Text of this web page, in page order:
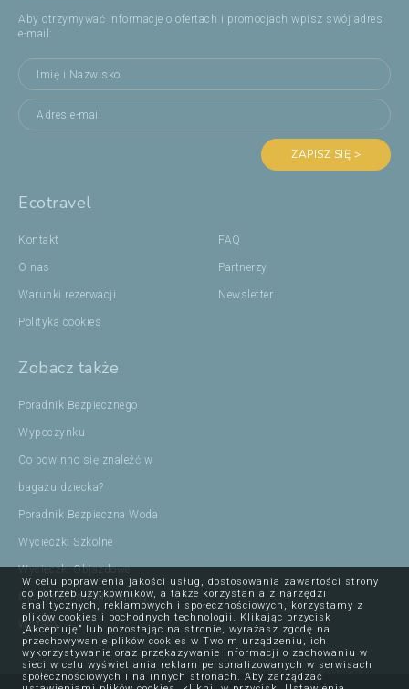
Aby otrzymywać informacje o ofertach i promocjach wpisz swój adres
e-mail:
ZAPISZ SIĘ >
Ecotravel
Kontakt
O nas
Warunki rezerwacji
Polityka cookies
FAQ
Partnerzy
Newsletter
Zobacz także
Poradnik Bezpiecznego
Wypoczynku
Co powinno się znaleźć w
bagażu dziecka?
Poradnik Bezpieczna Woda
Wycieczki Szkolne
Wycieczki Objazdowe
Ojcowski Park Narodowy
Wczasy
W celu poprawienia jakości usług, dostosowania zawartości strony
do potrzeb użytkowników, a także korzystania z narzędzi
analitycznych, reklamowych i społecznościowych, korzystamy z
plików cookies i pochodnych technologii. Klikając przycisk
„Akceptuję” lub pozostając na stronie, wyrażasz zgodę na
przechowywanie plików cookies w Twoim urządzeniu, ich
wykorzystywanie oraz przekazywanie informacji o zachowaniu w
sieci w celu wyświetlania reklam personalizowanych w serwisach
społecznościowych i na innych stronach. Aby zarządzać